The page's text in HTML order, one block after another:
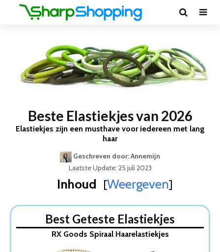
Beste Elastiekjes van 2026
Elastiekjes zijn een musthave voor iedereen met lang
haar
Geschreven door: Annemijn
Laatste Update: 25 juli 2023
Inhoud [Weergeven]
1. RX Goods Spiraal Haarelastiekjes
2. Gekleurde Haar Elastieken
3. Elastiekjes 25 stuks
Best Geteste Elastiekjes
RX Goods Spiraal Haarelastiekjes